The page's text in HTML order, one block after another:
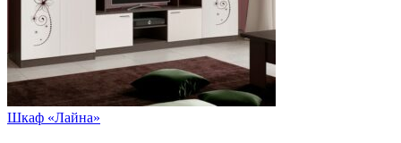
Шкаф «Лайна»